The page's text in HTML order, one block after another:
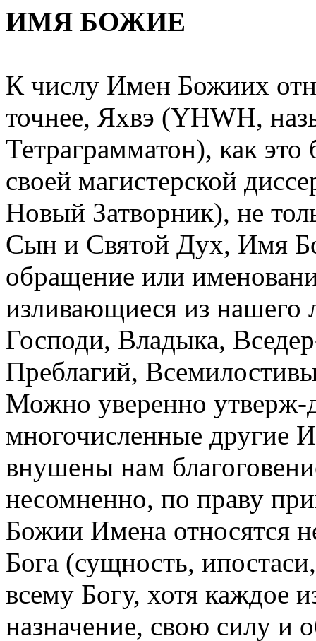
ИМЯ БОЖИЕ
К числу Имен Божиих
точнее, Яхвэ (YHWH,
Тетраграмматон), как это
своей магистерской
Новый Затворник), не
Сын и Святой Дух, Имя
обращение или
изливающиеся из нашего
Господи, Владыка,
Преблагий,
Можно уверенно утверж-
многочисленные другие
внушены нам
несомненно, по праву
Божии Имена относятся
Бога (сущность,
всему Богу, хотя каждое
назначение, свою силу и